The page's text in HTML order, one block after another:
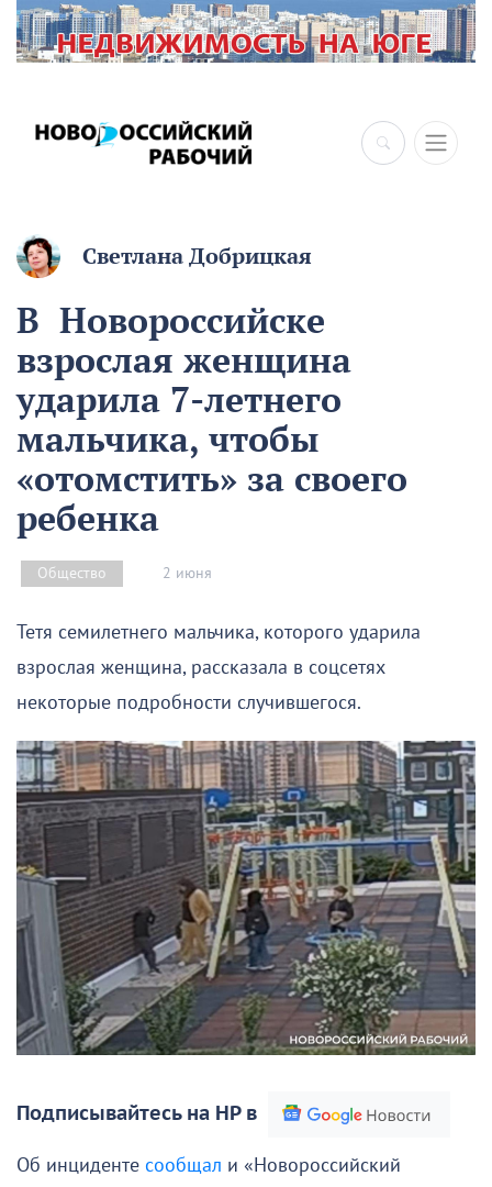
×
Светлана Добрицкая
В Новороссийске
взрослая женщина
ударила 7-летнего
мальчика, чтобы
«отомстить» за своего
ребенка
Общество 2 июня
Тетя семилетнего мальчика, которого ударила
взрослая женщина, рассказала в соцсетях
некоторые подробности случившегося.
Подписывайтесь на НР в
Об инциденте сообщал и «Новороссийский